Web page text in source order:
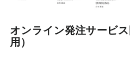
オンライン発注サービ
用）